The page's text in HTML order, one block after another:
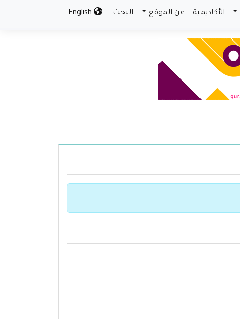
الأكاديمية عن الموقع البحث